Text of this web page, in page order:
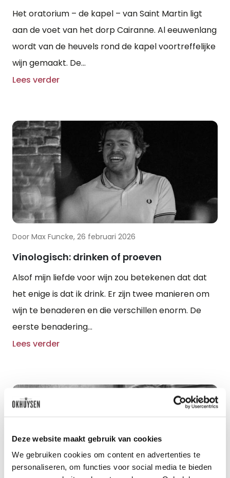
Deze website maakt gebruik van cookies
We gebruiken cookies om content en advertenties te
personaliseren, om functies voor social media te bieden
Het oratorium – de kapel – van Saint Martin ligt
aan de voet van het dorp Cairanne. Al eeuwenlang
wordt van de heuvels rond de kapel voortreffelijke
wijn gemaakt. De...
Lees verder
Door Max Funcke, 26 februari 2026
Vinologisch: drinken of proeven
Alsof mijn liefde voor wijn zou betekenen dat dat
het enige is dat ik drink. Er zijn twee manieren om
wijn te benaderen en die verschillen enorm. De
eerste benadering...
Lees verder